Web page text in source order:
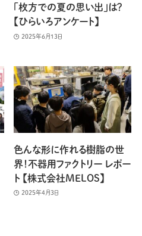
「枚方での夏の思い出」は？
【ひらいろアンケート】
2025年6月13日
色んな形に作れる樹脂の世
界！不器用ファクトリー レポー
ト 【株式会社MELOS】
2025年4月3日